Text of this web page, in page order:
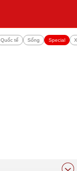
Quốc tế Sống Special